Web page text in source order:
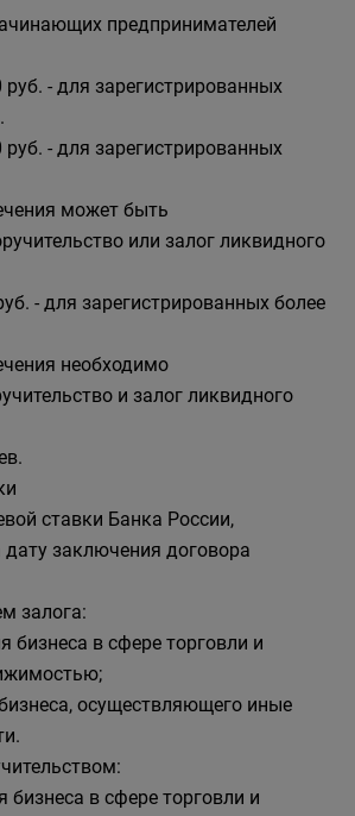
предпринимателей
- для зарегистрированных
- для зарегистрированных
может быть
или залог ликвидного
- для зарегистрированных более
необходимо
и залог ликвидного
ставки Банка России,
дату заключения договора
залога:
бизнеса в сфере торговли и
осуществляющего иные
бизнеса в сфере торговли и